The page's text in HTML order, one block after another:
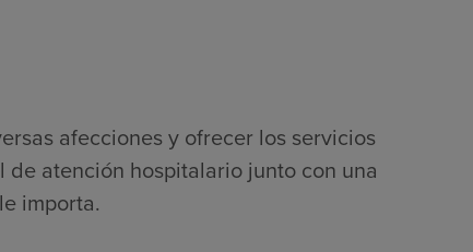
afecciones y ofrecer los servicios
atención hospitalario junto con una
importa.